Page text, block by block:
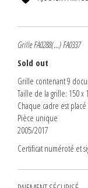
Grille FA0288(...) FA0337
Sold out
Grille contenant 9
Taille de la grille: 150 x
Chaque cadre est
Pièce unique
2005/2017
Certificat numéroté et